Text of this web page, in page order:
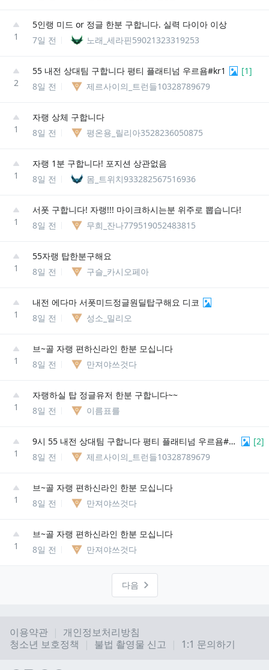
1
5인랭 미드 or 정글 한분 구합니다. 실력 다이아 이상
7일 전
노래_세라핀59021323319253
2
55 내전 상대팀 구합니다 평티 플래티넘 우르욤#kr1 [1]
8일 전
제르사이의_트런들10328789679
1
자랭 상체 구합니다
8일 전
평온용_릴리아3528236050875
1
자랭 1분 구합니다! 포지션 상관없음
8일 전
몸_트위치933282567516936
1
서폿 구합니다! 자랭!!! 마이크하시는분 위주로 뽑습니다!
8일 전
무희_잔나779519052483815
1
55자랭 탑한분구해요
8일 전
구슬_카시오페아
1
내전 에다마 서폿미드정글원딜탑구해요 디코
8일 전
성소_밀리오
1
브~골 자랭 편하신라인 한분 모십니다
8일 전
만져야쓰것다
1
자랭하실 탑 정글유저 한분 구합니다~~
8일 전
이름표를
1
9시 55 내전 상대팀 구합니다 평티 플래티넘 우르욤#kr1 [2]
8일 전
제르사이의_트런들10328789679
1
브~골 자랭 편하신라인 한분 모십니다
8일 전
만져야쓰것다
1
브~골 자랭 편하신라인 한분 모십니다
8일 전
만져야쓰것다
다음
이용약관
개인정보처리방침
청소년 보호정책
불법 촬영물 신고 1:1 문의하기